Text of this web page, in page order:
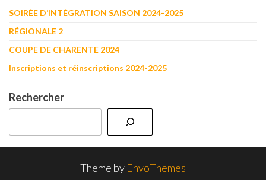
SOIRÉE D’INTÉGRATION SAISON 2024-2025
RÉGIONALE 2
COUPE DE CHARENTE 2024
Inscriptions et réinscriptions 2024-2025
Rechercher
Theme by EnvoThemes